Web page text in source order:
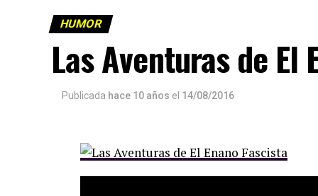
HUMOR
Las Aventuras de El
Publicada hace 10 años el 14/08/2016